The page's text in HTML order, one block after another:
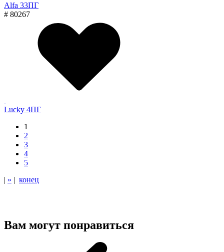
Alfa 33ПГ
# 80267
Lucky 4ПГ
1
2
3
4
5
| » | конец
Вам могут понравиться